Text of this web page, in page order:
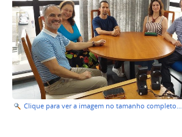
Clique para ver a imagem no tamanho completo…